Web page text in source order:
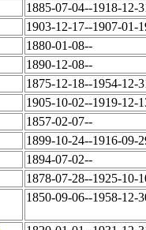
1885-07-04--1918-12-
1903-12-17--1907-01-
1880-01-08--
1890-12-08--
1875-12-18--1954-12-
1905-10-02--1919-12-
1857-02-07--
1899-10-24--1916-09-
1894-07-02--
1878-07-28--1925-10-
1850-09-06--1958-12-